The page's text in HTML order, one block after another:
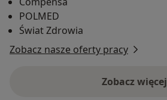
POLMED
Świat Zdrowia
Zobacz nasze oferty pracy
Zobacz więcej